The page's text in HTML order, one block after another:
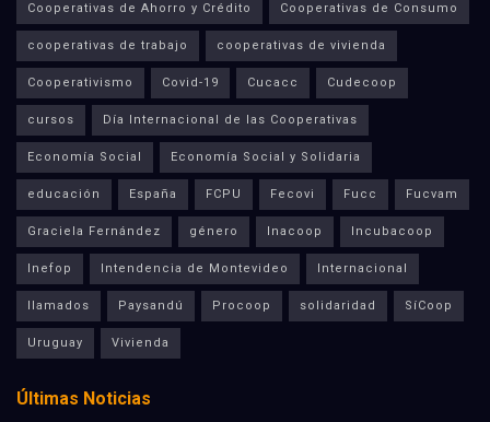
Cooperativas de Ahorro y Crédito Cooperativas de Consumo
cooperativas de trabajo cooperativas de vivienda
Cooperativismo Covid-19 Cucacc Cudecoop
cursos Día Internacional de las Cooperativas
Economía Social Economía Social y Solidaria
educación España FCPU Fecovi Fucc Fucvam
Graciela Fernández género Inacoop Incubacoop
Inefop Intendencia de Montevideo Internacional
llamados Paysandú Procoop solidaridad SíCoop
Uruguay Vivienda
Últimas Noticias